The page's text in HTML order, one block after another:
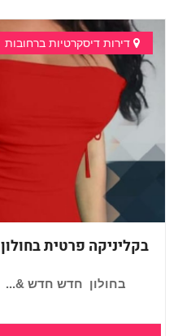
דירות דיסקרטיות ברחובות
בקליניקה פרטית בחולון
בחולון חדש חדש &...